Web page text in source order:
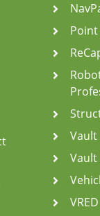
Vault
Vault
VRED